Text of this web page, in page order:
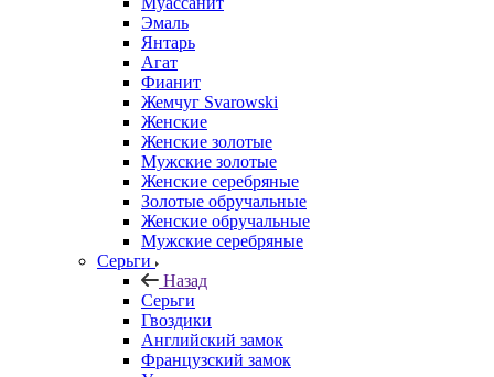
Эмаль
Янтарь
Агат
Фианит
Жемчуг Svarowski
Женские
Женские золотые
Мужские золотые
Женские серебряные
Золотые обручальные
Женские обручальные
Мужские серебряные
Серьги
Назад
Серьги
Гвоздики
Английский замок
Французский замок